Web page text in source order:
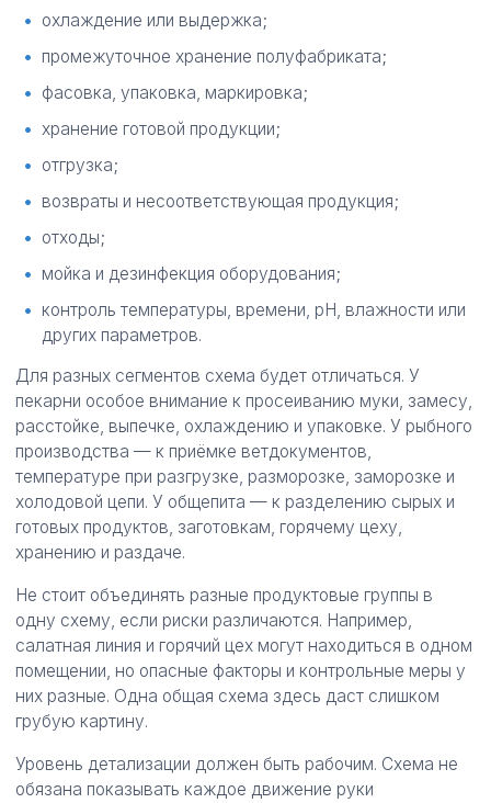
охлаждение или выдержка;
промежуточное хранение полуфабриката;
фасовка, упаковка, маркировка;
хранение готовой продукции;
отгрузка;
возвраты и несоответствующая продукция;
отходы;
мойка и дезинфекция оборудования;
контроль температуры, времени, pH, влажности или
других параметров.
Для разных сегментов схема будет отличаться. У
пекарни особое внимание к просеиванию муки, замесу,
расстойке, выпечке, охлаждению и упаковке. У рыбного
производства — к приёмке ветдокументов,
температуре при разгрузке, разморозке, заморозке и
холодовой цепи. У общепита — к разделению сырых и
готовых продуктов, заготовкам, горячему цеху,
хранению и раздаче.
Не стоит объединять разные продуктовые группы в
одну схему, если риски различаются. Например,
салатная линия и горячий цех могут находиться в одном
помещении, но опасные факторы и контрольные меры у
них разные. Одна общая схема здесь даст слишком
грубую картину.
Уровень детализации должен быть рабочим. Схема не
обязана показывать каждое движение руки